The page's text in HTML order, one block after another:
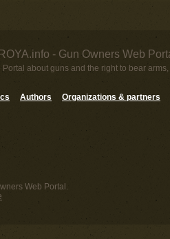
- Gun Owners Web
Portal about guns and the right to bear
Authors Organizations & partners
Web Portal.